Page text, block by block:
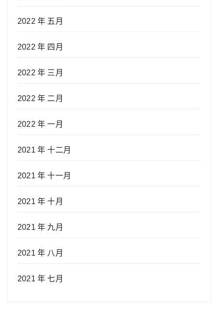
2022 年 五月
2022 年 四月
2022 年 三月
2022 年 二月
2022 年 一月
2021 年 十二月
2021 年 十一月
2021 年 十月
2021 年 九月
2021 年 八月
2021 年 七月